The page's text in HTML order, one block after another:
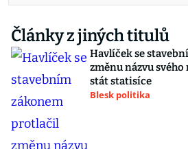
Články z jiných titulů
Havlíček se
změnu názvu
stát statisíce
Blesk politika